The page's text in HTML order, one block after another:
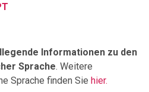
Informationen zu den
Sprache. Weitere
Sprache finden Sie hier.